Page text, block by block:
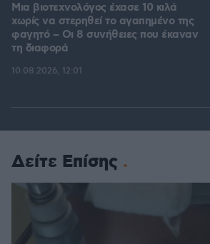
Μια βιοτεχνολόγος έχασε 10 κιλά
χωρίς να στερηθεί το αγαπημένο της
φαγητό – Οι 8 συνήθειες που έκαναν
τη διαφορά
10.08.2026, 12:01
Δείτε Επίσης